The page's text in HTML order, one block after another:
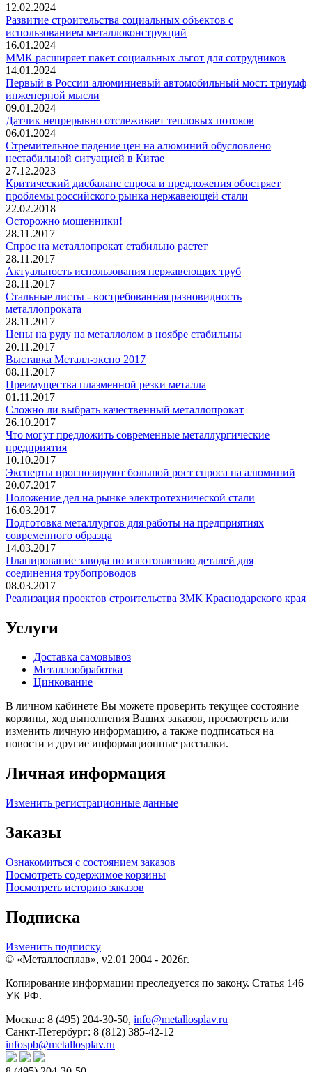
12.02.2024
Развитие строительства социальных объектов с
использованием металлоконструкций
16.01.2024
ММК расширяет пакет социальных льгот для сотрудников
14.01.2024
Первый в России алюминиевый автомобильный мост: триумф
инженерной мысли
09.01.2024
Датчик непрерывно отслеживает тепловых потоков
06.01.2024
Стремительное падение цен на алюминий обусловлено
нестабильной ситуацией в Китае
27.12.2023
Критический дисбаланс спроса и предложения обостряет
проблемы российского рынка нержавеющей стали
22.02.2018
Осторожно мошенники!
28.11.2017
Спрос на металлопрокат стабильно растет
28.11.2017
Актуальность использования нержавеющих труб
28.11.2017
Стальные листы - востребованная разновидность
металлопроката
28.11.2017
Цены на руду на металлолом в ноябре стабильны
20.11.2017
Выставка Металл-экспо 2017
08.11.2017
Преимущества плазменной резки металла
01.11.2017
Сложно ли выбрать качественный металлопрокат
26.10.2017
Что могут предложить современные металлургические
предприятия
10.10.2017
Эксперты прогнозируют большой рост спроса на алюминий
20.07.2017
Положение дел на рынке электротехнической стали
16.03.2017
Подготовка металлургов для работы на предприятиях
современного образца
14.03.2017
Планирование завода по изготовлению деталей для
соединения трубопроводов
08.03.2017
Реализация проектов строительства ЗМК Краснодарского края
Услуги
Доставка самовывоз
Металлообработка
Цинкование
В личном кабинете Вы можете проверить текущее состояние
корзины, ход выполнения Ваших заказов, просмотреть или
изменить личную информацию, а также подписаться на
новости и другие информационные рассылки.
Личная информация
Изменить регистрационные данные
Заказы
Ознакомиться с состоянием заказов
Посмотреть содержимое корзины
Посмотреть историю заказов
Подписка
Изменить подписку
© «Металлосплав», v2.01 2004 - 2026г.
Копирование информации преследуется по закону. Статья 146
УК РФ.
Москва: 8 (495) 204-30-50, info@metallosplav.ru
Санкт-Петербург: 8 (812) 385-42-12
infospb@metallosplav.ru